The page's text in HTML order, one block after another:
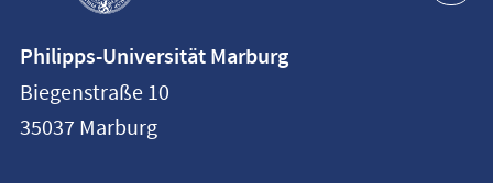
Philipps-
Universität
Marburg
Philipps-Universität Marburg
Biegenstraße 10
35037 Marburg